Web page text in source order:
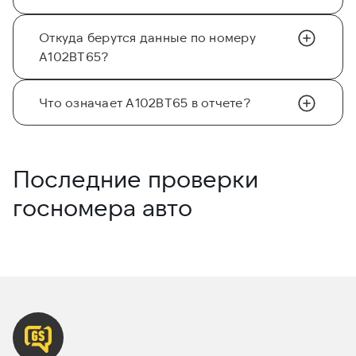
Откуда берутся данные по номеру
А102ВТ65?
Что означает А102ВТ65 в отчете?
Последние проверки
госномера авто